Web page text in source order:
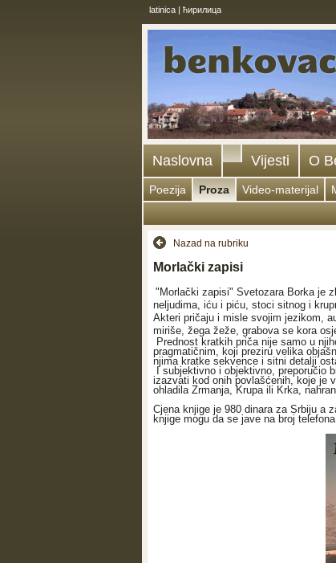
latinica| ћирилица
Naslovna Vijesti O
Poezija Proza Video-materijal
Nazad na rubriku
Morlački zapisi
"Morlački zapisi" Svetozara Borka je
neljudima, iću i piću, stoci sitnog i
Akteri pričaju i misle svojim jezikom,
miriše, žega žeže, grabova se kora
Prednost kratkih priča nije samo u
pragmatičnim, koji preziru velika
njima kratke sekvence i sitni detalji
I subjektivno i objektivno, preporučio
izazvati kod onih povlašćenih, koje je
ohladila Zrmanja, Krupa ili Krka,
Cjena knjige je 980 dinara za Srbiju a
knjige mogu da se jave na broj